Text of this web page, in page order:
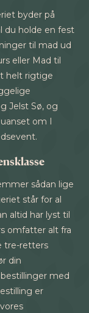
byder på
du holde en fest
til mad ud
eller Mad til
helt rigtige
Jelst Sø, og
om I
sådan lige
står for al
altid har lyst til
omfatter alt fra
tre-retters
din
med
er